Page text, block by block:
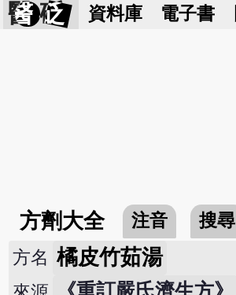
醫 砭 資料庫 電子書
方劑大全 注音 搜尋
方名 橘皮竹茹湯